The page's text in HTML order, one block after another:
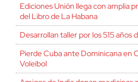
Ediciones Unión llega con amplia
del Libro de La Habana
Desarrollan taller por los 515 años
Pierde Cuba ante Dominicana en
Voleibol